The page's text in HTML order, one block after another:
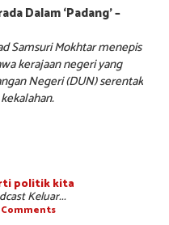
Dalam ‘Padang’ –
Samsuri Mokhtar menepis
kerajaan negeri yang
Negeri (DUN) serentak
politik kita
Keluar...
Comments